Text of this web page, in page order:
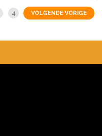
4 VOLGENDE VORIGE